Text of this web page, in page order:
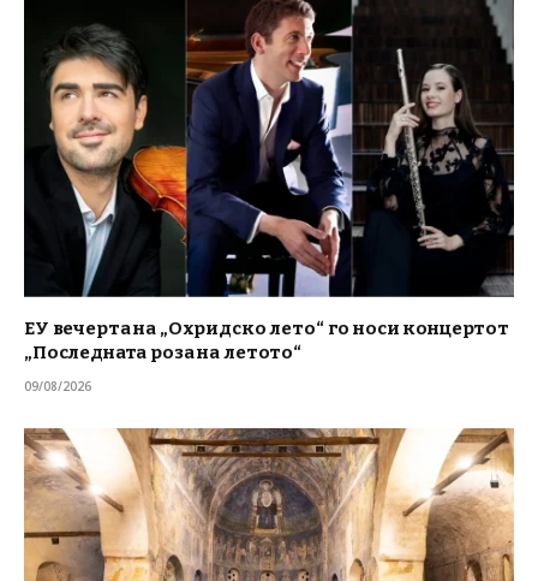
ЕУ вечерта на „Охридско лето“ го носи концертот
„Последната роза на летото“
09/08/2026